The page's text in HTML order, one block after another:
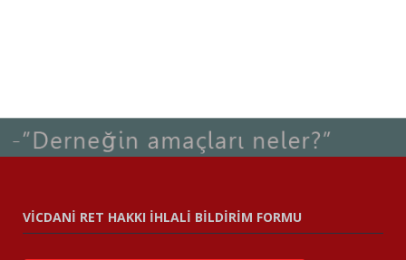
VİCDANİ RET HAKKI İHLALİ BİLDİRİM FORMU